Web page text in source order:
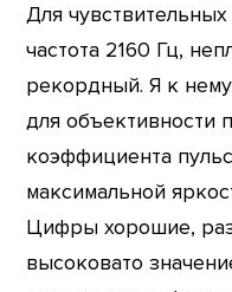
Для
частота 2160 Гц,
рекордный. Я к
для объективности
коэффициента
максимальной
Цифры хорошие,
высоковато